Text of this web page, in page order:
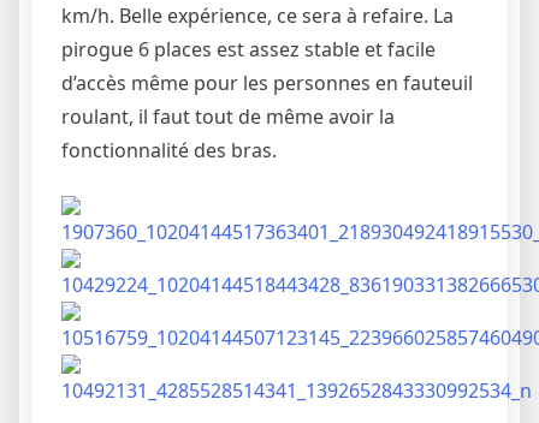
km/h. Belle expérience, ce sera à refaire. La
pirogue 6 places est assez stable et facile
d’accès même pour les personnes en fauteuil
roulant, il faut tout de même avoir la
fonctionnalité des bras.